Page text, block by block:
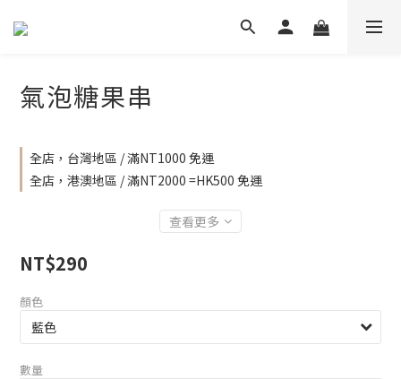
氣泡糖果串
全店，台灣地區 / 滿NT1000 免運
全店，港澳地區 / 滿NT2000 =HK500 免運
查看更多
NT$290
顏色
數量